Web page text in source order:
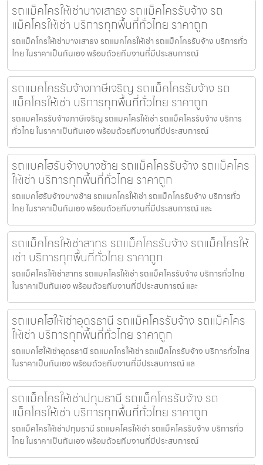
รถแม็คโครให้เช่าบางเสาธง รถแม็คโครรับจ้าง รถ
แม็คโครให้เช่า บริการทุกพื้นที่ทั่วไทย ราคาถูก
รถแม็คโครให้เช่าบางเสาธง รถแมคโครให้เช่า รถแม็คโครรับจ้าง บริการทั่ว
ไทย ในราคาเป็นกันเอง พร้อมด้วยทีมงานที่มีประสบการณ์
รถแมคโครรับจ้างภาษีเจริญ รถแม็คโครรับจ้าง รถ
แม็คโครให้เช่า บริการทุกพื้นที่ทั่วไทย ราคาถูก
รถแมคโครรับจ้างภาษีเจริญ รถแมคโครให้เช่า รถแม็คโครรับจ้าง บริการ
ทั่วไทย ในราคาเป็นกันเอง พร้อมด้วยทีมงานที่มีประสบการณ์
รถแบคโฮรับจ้างบางซ้าย รถแม็คโครรับจ้าง รถแม็คโคร
ให้เช่า บริการทุกพื้นที่ทั่วไทย ราคาถูก
รถแบคโฮรับจ้างบางซ้าย รถแมคโครให้เช่า รถแม็คโครรับจ้าง บริการทั่ว
ไทย ในราคาเป็นกันเอง พร้อมด้วยทีมงานที่มีประสบการณ์ และ
รถแม็คโครให้เช่าสาทร รถแม็คโครรับจ้าง รถแม็คโครให้
เช่า บริการทุกพื้นที่ทั่วไทย ราคาถูก
รถแม็คโครให้เช่าสาทร รถแมคโครให้เช่า รถแม็คโครรับจ้าง บริการทั่วไทย
ในราคาเป็นกันเอง พร้อมด้วยทีมงานที่มีประสบการณ์ และ
รถแบคโฮให้เช่าอุดรธานี รถแม็คโครรับจ้าง รถแม็คโคร
ให้เช่า บริการทุกพื้นที่ทั่วไทย ราคาถูก
รถแบคโฮให้เช่าอุดรธานี รถแมคโครให้เช่า รถแม็คโครรับจ้าง บริการทั่วไทย
ในราคาเป็นกันเอง พร้อมด้วยทีมงานที่มีประสบการณ์ แล
รถแม็คโครให้เช่าปทุมธานี รถแม็คโครรับจ้าง รถ
แม็คโครให้เช่า บริการทุกพื้นที่ทั่วไทย ราคาถูก
รถแม็คโครให้เช่าปทุมธานี รถแมคโครให้เช่า รถแม็คโครรับจ้าง บริการทั่ว
ไทย ในราคาเป็นกันเอง พร้อมด้วยทีมงานที่มีประสบการณ์